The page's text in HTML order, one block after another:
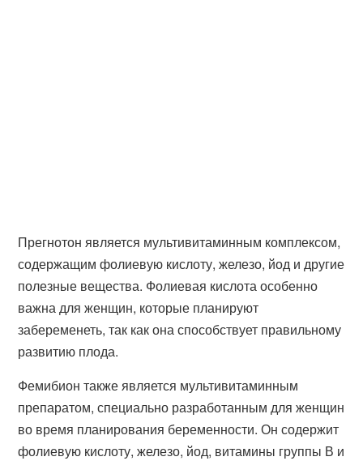
Прегнотон является мультивитаминным комплексом,
содержащим фолиевую кислоту, железо, йод и другие
полезные вещества. Фолиевая кислота особенно
важна для женщин, которые планируют
забеременеть, так как она способствует правильному
развитию плода.
Фемибион также является мультивитаминным
препаратом, специально разработанным для женщин
во время планирования беременности. Он содержит
фолиевую кислоту, железо, йод, витамины группы В и